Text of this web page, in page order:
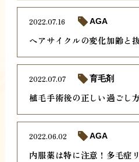
ヘアサイクルの変化加齢と
2022.07.16 AGA
植毛手術後の正しい過ごし
2022.07.07 育毛剤
内服薬は特に注意！多毛症
2022.06.02 AGA